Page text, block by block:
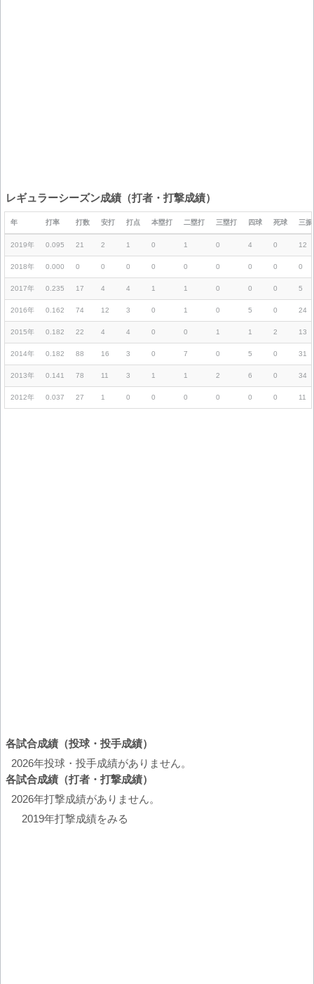
レギュラーシーズン成績（打者・打撃成績）
年 打率 打数 安打 打点 本塁打 二塁打 三塁打 四球 死球 三振
2019年 0.095 21 2 1 0 1 0 4 0 12
2018年 0.000 0 0 0 0 0 0 0 0 0
2017年 0.235 17 4 4 1 1 0 0 0 5
2016年 0.162 74 12 3 0 1 0 5 0 24
2015年 0.182 22 4 4 0 0 1 1 2 13
2014年 0.182 88 16 3 0 7 0 5 0 31
2013年 0.141 78 11 3 1 1 2 6 0 34
2012年 0.037 27 1 0 0 0 0 0 0 11
各試合成績（投球・投手成績）
2026年投球・投手成績がありません。
各試合成績（打者・打撃成績）
2026年打撃成績がありません。
2019年打撃成績をみる